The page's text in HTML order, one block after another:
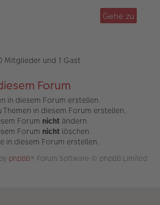
Gehe zu
Mitglieder und 1 Gast
Forum
in diesem Forum erstellen.
in diesem Forum erstellen.
Forum nicht ändern.
Forum nicht löschen.
in diesem Forum erstellen.
phpBB® Forum Software © phpBB Limited